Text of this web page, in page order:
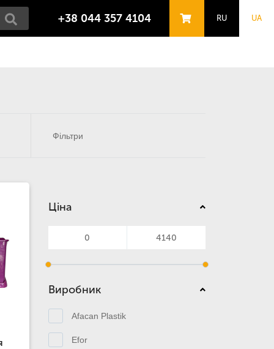
+38 044 357 4104 RU UA
Ціна
Виробник
Afacan Plastik
Efor
Фільтри